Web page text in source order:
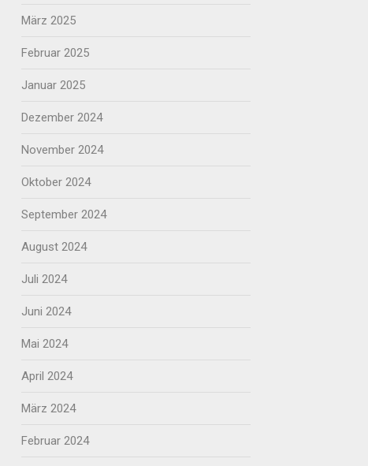
März 2025
Februar 2025
Januar 2025
Dezember 2024
November 2024
Oktober 2024
September 2024
August 2024
Juli 2024
Juni 2024
Mai 2024
April 2024
März 2024
Februar 2024